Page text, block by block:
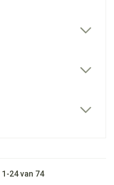
1 -24van 74